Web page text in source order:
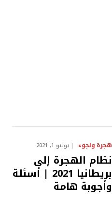
هجرة ولجوء يونيو 1, 2021
نظام الهجرة إلى
بريطانيا 2021 | أسئلة
وأجوبة هامة